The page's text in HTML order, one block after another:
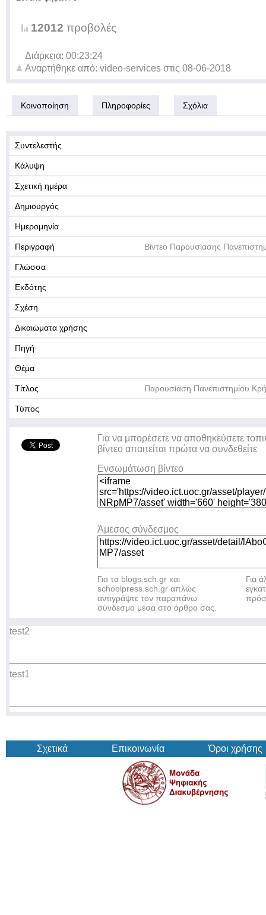
12012 προβολές
Διάρκεια: 00:23:24
Αναρτήθηκε από: video-services στις 08-06-2018
Κοινοποίηση Πληροφορίες Σχόλια
Συντελεστής
Κάλυψη
Σχετική ημέρα
Δημιουργός
Ημερομηνία
Περιγραφή Βίντεο Παρουσίασης
Γλώσσα
Εκδότης
Σχέση
Δικαιώματα χρήσης
Πηγή
Θέμα
Τίτλος Παρουσίαση Πανεπιστημίου
Τύπος
Για να μπορέσετε να αποθηκεύσετε
βίντεο απαιτείται πρώτα να συνδεθείτε
Ενσωμάτωση βίντεο
Άμεσος σύνδεσμος
Για τα blogs.sch.gr και
schoolpress.sch.gr απλώς
αντιγράψτε τον παραπάνω
σύνδεσμο μέσα στο άρθρο σας.
Για
test2
test1
Σχετικά Επικοινωνία Όροι χρήσης